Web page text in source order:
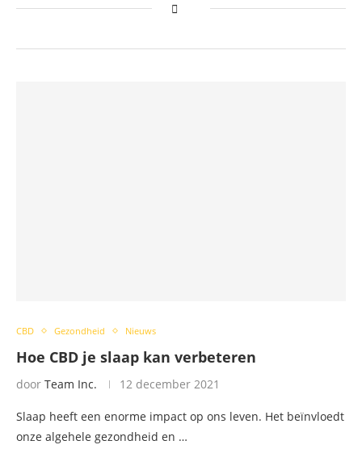
CBD Gezondheid Nieuws
Hoe CBD je slaap kan verbeteren
door Team Inc. 12 december 2021
Slaap heeft een enorme impact op ons leven. Het beïnvloedt
onze algehele gezondheid en …